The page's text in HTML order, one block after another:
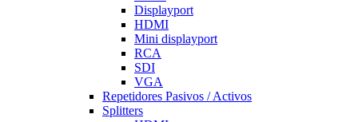
Displayport
HDMI
Mini displayport
RCA
SDI
VGA
Repetidores Pasivos / Activos
Splitters